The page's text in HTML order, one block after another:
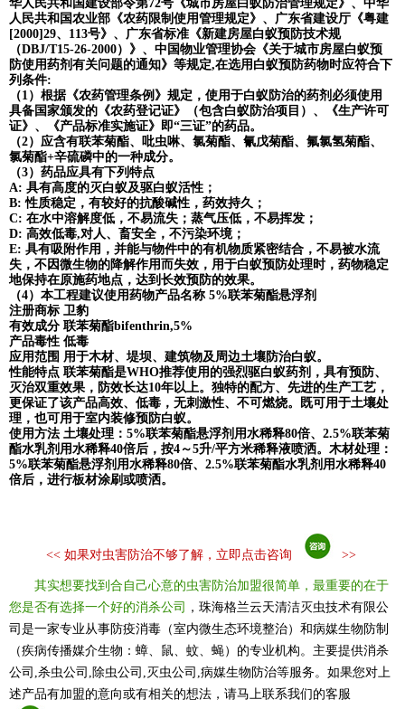
华人民共和国建设部令第72号《城市房屋白蚁防治管理规定》、中华
人民共和国农业部《农药限制使用管理规定》、广东省建设厅《粤建
[2000]29、113号》、广东省标准《新建房屋白蚁预防技术规
（DBJ/T15-26-2000）》、中国物业管理协会《关于城市房屋白蚁预
防使用药剂有关问题的通知》等规定,在选用白蚁预防药物时应符合下
列条件:
（1）根据《农药管理条例》规定，使用于白蚁防治的药剂必须使用
具备国家颁发的《农药登记证》（包含白蚁防治项目）、《生产许可
证》、《产品标准实施证》即“三证”的药品。
（2）应含有联苯菊酯、吡虫啉、氯菊酯、氰戊菊酯、氟氯氢菊酯、
氯菊酯+辛硫磷中的一种成分。
（3）药品应具有下列特点
A: 具有高度的灭白蚁及驱白蚁活性；
B: 性质稳定，有较好的抗酸碱性，药效持久；
C: 在水中溶解度低，不易流失；蒸气压低，不易挥发；
D: 高效低毒,对人、畜安全，不污染环境；
E: 具有吸附作用，并能与物件中的有机物质紧密结合，不易被水流
失，不因微生物的降解作用而失效，用于白蚁预防处理时，药物稳定
地保持在原施药地点，达到长效预防的效果。
（4）本工程建议使用药物产品名称 5%联苯菊酯悬浮剂
注册商标 卫豹
有效成分 联苯菊酯bifenthrin,5%
产品毒性 低毒
应用范围 用于木材、堤坝、建筑物及周边土壤防治白蚁。
性能特点 联苯菊酯是WHO推荐使用的强烈驱白蚁药剂，具有预防、
灭治双重效果，防效长达10年以上。独特的配方、先进的生产工艺，
更保证了该产品高效、低毒，无刺激性、不可燃烧。既可用于土壤处
理，也可用于室内装修预防白蚁。
使用方法 土壤处理：5%联苯菊酯悬浮剂用水稀释80倍、2.5%联苯菊
酯水乳剂用水稀释40倍后，按4～5升/平方米稀释液喷洒。木材处理：
5%联苯菊酯悬浮剂用水稀释80倍、2.5%联苯菊酯水乳剂用水稀释40
倍后，进行板材涂刷或喷洒。
<< 如果对虫害防治不够了解，立即点击咨询 >>
其实想要找到合自己心意的虫害防治加盟很简单，最重要的在于
您是否有选择一个好的消杀公司
，珠海格兰云天清洁灭虫技术有限公
司是一家专业从事防疫消毒（室内微生态环境整治）和病媒生物防制
（疾病传播媒介生物：蟑、鼠、蚊、蝇）的专业机构。主要提供消杀
公司,杀虫公司,除虫公司,灭虫公司,病媒生物防治等服务。如果您对上
述产品有加盟的意向或有相关的想法，请马上联系我们的客服